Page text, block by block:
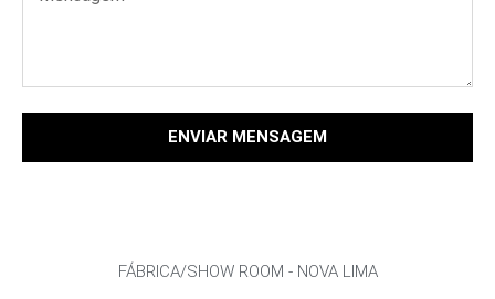
FÁBRICA/SHOW ROOM - NOVA LIMA
ENVIAR MENSAGEM